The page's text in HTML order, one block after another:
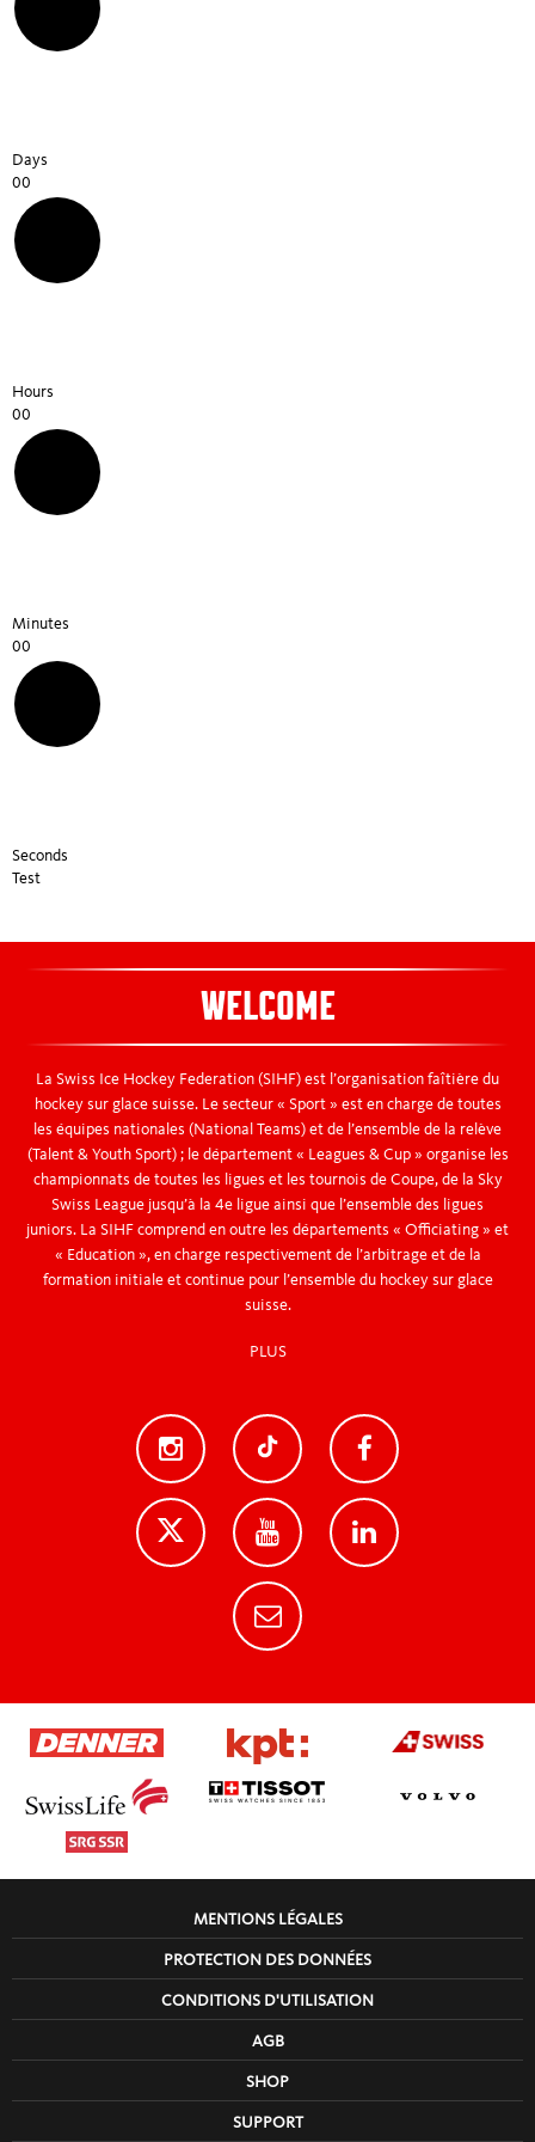
07-13 Media Module
14-18 Links, Downloads & Tabelle
19 Form
23 & 26 Collection Modules
24 Members
31 News
35 Sportsbetting
56 Hall of Fame
Social Wall
Days
00
Hours
00
Minutes
00
Seconds
Test
WELCOME
La Swiss Ice Hockey Federation (SIHF) est l’organisation faîtière du
hockey sur glace suisse. Le secteur « Sport » est en charge de toutes
les équipes nationales (National Teams) et de l’ensemble de la relève
(Talent & Youth Sport) ; le département « Leagues & Cup » organise les
championnats de toutes les ligues et les tournois de Coupe, de la Sky
Swiss League jusqu’à la 4e ligue ainsi que l’ensemble des ligues
juniors. La SIHF comprend en outre les départements « Officiating » et
« Education », en charge respectivement de l’arbitrage et de la
formation initiale et continue pour l’ensemble du hockey sur glace
suisse.
PLUS
MENTIONS LÉGALES
PROTECTION DES DONNÉES
CONDITIONS D'UTILISATION
AGB
SHOP
SUPPORT